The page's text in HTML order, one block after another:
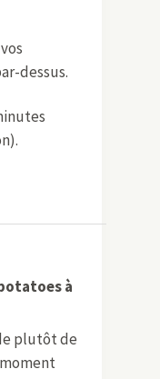
dessus.
à
plutôt de